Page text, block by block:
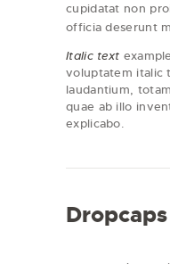
cupidatat non
officia deserunt
Italic text
voluptatem italic
laudantium,
quae ab illo
explicabo.
Dropcaps